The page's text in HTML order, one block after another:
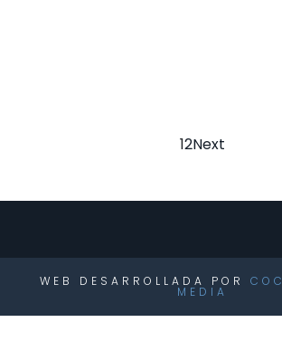
12Next
WEB DESARROLLADA POR
MEDIA